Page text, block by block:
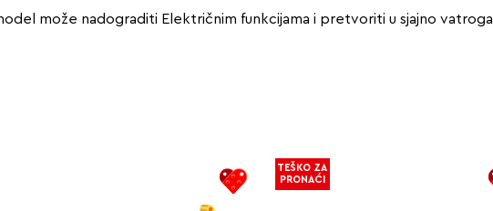
može nadograditi Električnim funkcijama i pretvoriti u sjajno
TEŠKO ZA
PRONAĆI